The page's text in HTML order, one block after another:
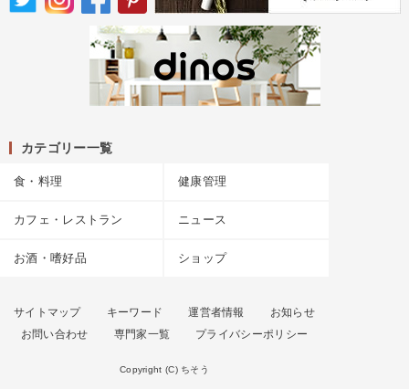
カテゴリー一覧
食・料理 健康管理
カフェ・レストラン ニュース
お酒・嗜好品 ショップ
サイトマップ キーワード 運営者情報
お知らせ
お問い合わせ
専門家一覧 プライバシーポリシー
Copyright (C) ちそう